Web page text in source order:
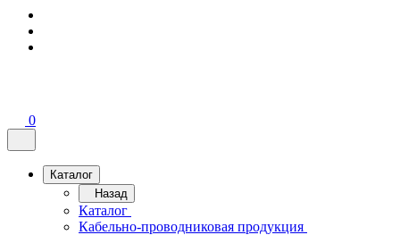
0
Каталог
Назад
Каталог
Кабельно-проводниковая продукция